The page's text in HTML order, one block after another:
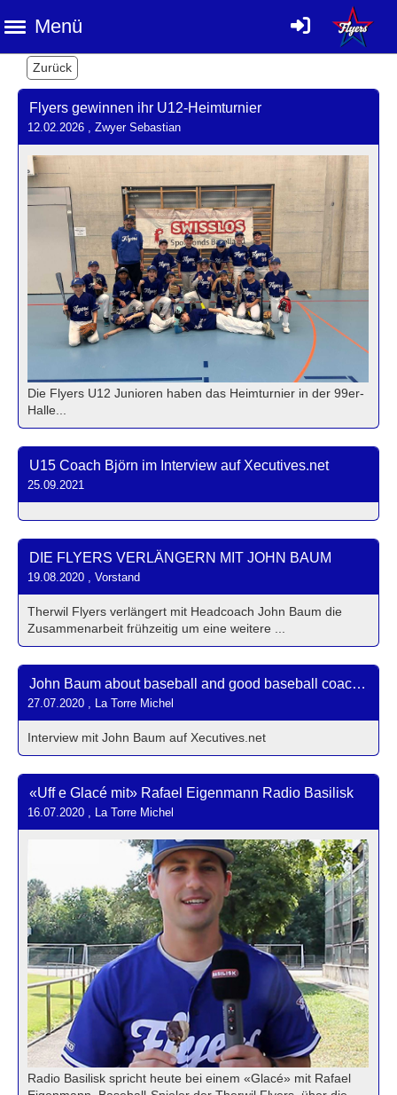
Menü
Zurück
Flyers gewinnen ihr U12-Heimturnier
12.02.2026 , Zwyer Sebastian
Die Flyers U12 Junioren haben das Heimturnier in der 99er-
Halle...
U15 Coach Björn im Interview auf Xecutives.net
25.09.2021
DIE FLYERS VERLÄNGERN MIT JOHN BAUM
19.08.2020 , Vorstand
Therwil Flyers verlängert mit Headcoach John Baum die
Zusammenarbeit frühzeitig um eine weitere ...
John Baum about baseball and good baseball coaching
27.07.2020 , La Torre Michel
Interview mit John Baum auf Xecutives.net
«Uff e Glacé mit» Rafael Eigenmann Radio Basilisk
16.07.2020 , La Torre Michel
Radio Basilisk spricht heute bei einem «Glacé» mit Rafael